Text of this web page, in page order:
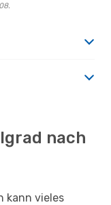
nach
kann vieles